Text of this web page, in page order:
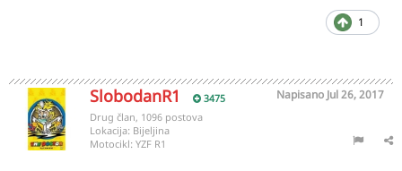
1
SlobodanR1 3475 Napisano Jul 26, 2017
Drug član, 1096 postova
Lokacija: Bijeljina
Motocikl: YZF R1